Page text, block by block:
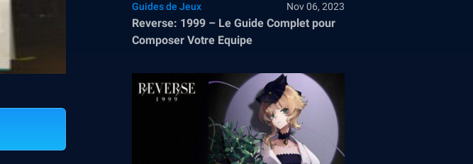
Guides de Jeux Nov 06, 2023
Reverse: 1999 – Le Guide Complet pour
Composer Votre Equipe